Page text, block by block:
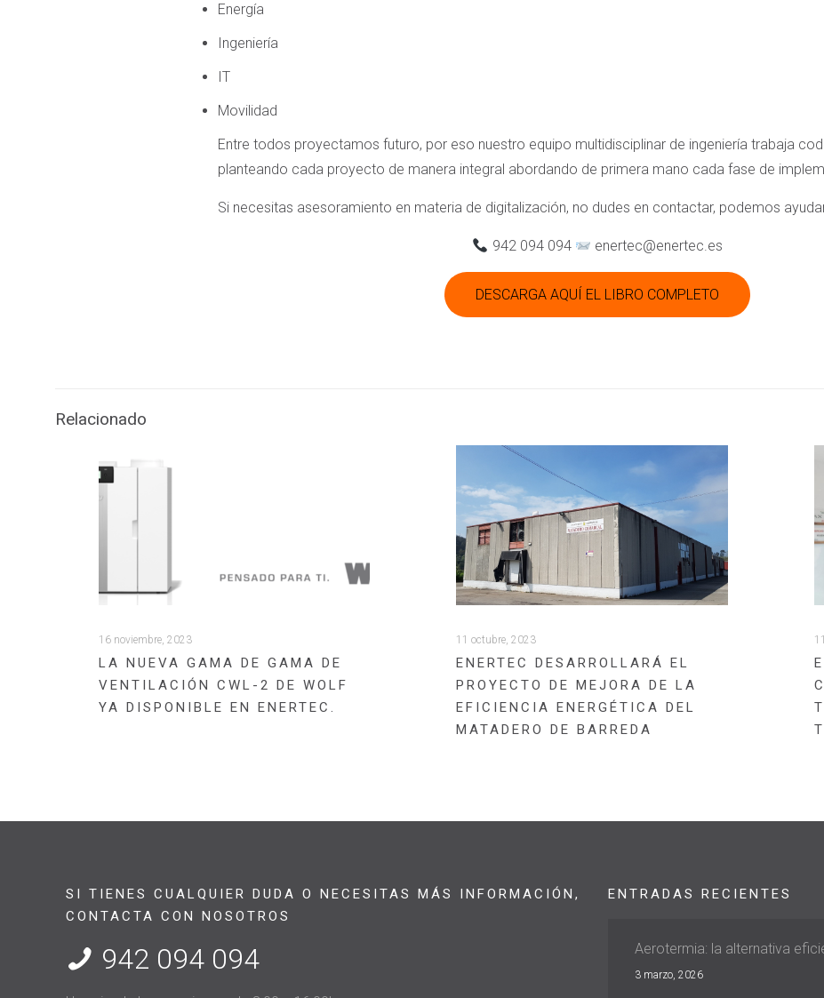
Energía
Ingeniería
IT
Movilidad
Entre todos proyectamos futuro, por eso nuestro equipo multidisciplinar de ingeniería trabaja
planteando cada proyecto de manera integral abordando de primera mano cada fase de
Si necesitas asesoramiento en materia de digitalización, no dudes en contactar, podemos
942 094 094 enertec@enertec.es
DESCARGA AQUÍ EL LIBRO COMPLETO
Relacionado
16 noviembre, 2023
LA NUEVA GAMA DE GAMA DE
VENTILACIÓN CWL-2 DE WOLF
YA DISPONIBLE EN ENERTEC.
11 octubre, 2023
ENERTEC DESARROLLARÁ EL
PROYECTO DE MEJORA DE LA
EFICIENCIA ENERGÉTICA DEL
MATADERO DE BARREDA
SI TIENES CUALQUIER DUDA O NECESITAS MÁS INFORMACIÓN,
CONTACTA CON NOSOTROS
942 094 094
ENTRADAS RECIENTES
Aerotermia: la alternativa
3 marzo, 2026